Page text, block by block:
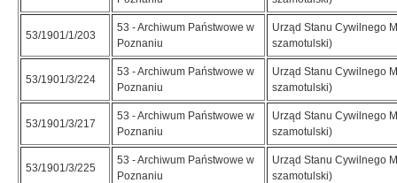
53/1901/1/203
53 - Archiwum Państwowe w
Poznaniu
Urząd Stanu Cywilnego
szamotulski)
53/1901/3/224
53 - Archiwum Państwowe w
Poznaniu
Urząd Stanu Cywilnego
szamotulski)
53/1901/3/217
53 - Archiwum Państwowe w
Poznaniu
Urząd Stanu Cywilnego
szamotulski)
53/1901/3/225
53 - Archiwum Państwowe w
Poznaniu
Urząd Stanu Cywilnego
szamotulski)